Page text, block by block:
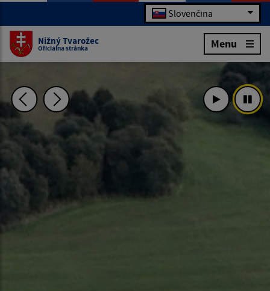
Slovenčina
Nižný Tvarožec
Oficiálna stránka Menu